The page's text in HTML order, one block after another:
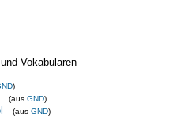
Vokabularen
)
(aus GND)
(aus GND)